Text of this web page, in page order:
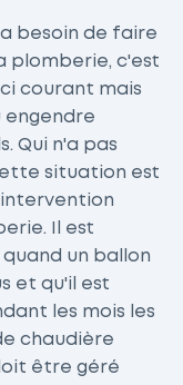
besoin de faire
plomberie, c'est
courant mais
engendre
Qui n'a pas
situation est
Il est
un ballon
et qu'il est
les mois les
chaudière
être géré